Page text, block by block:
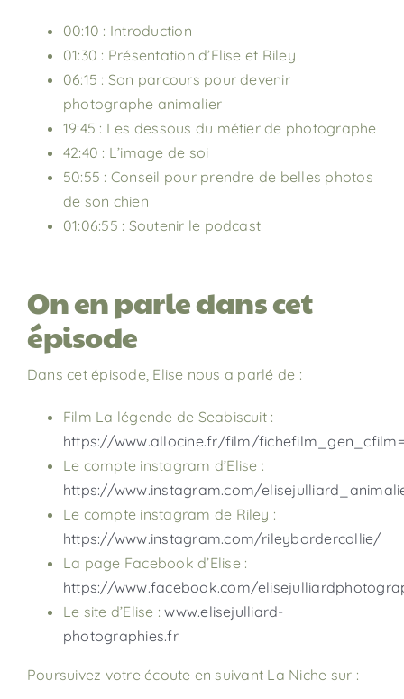
00:10 : Introduction
01:30 : Présentation d’Elise et Riley
06:15 : Son parcours pour devenir
photographe animalier
19:45 : Les dessous du métier de photographe
42:40 : L’image de soi
50:55 : Conseil pour prendre de belles photos
de son chien
01:06:55 : Soutenir le podcast
On en parle dans cet
épisode
Dans cet épisode, Elise nous a parlé de :
Film La légende de Seabiscuit :
https://www.allocine.fr/film/
Le compte instagram d’Elise :
https://www.instagram.com/
Le compte instagram de Riley :
https://www.instagram.com/rileybordercollie/
La page Facebook d’Elise :
https://www.facebook.com/
Le site d’Elise :www.elisejulliard-
photographies.fr
Poursuivez votre écoute en suivant La Niche sur :